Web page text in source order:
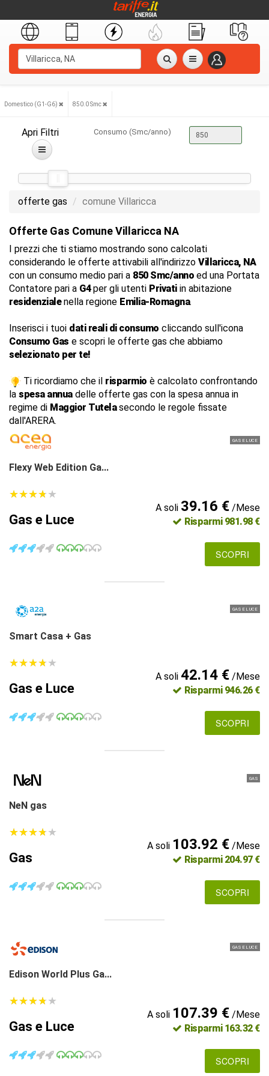
Domestico (G1-G6) 850.0 Smc
Apri Filtri Consumo (Smc/anno)
offerte gas comune Villaricca
Offerte Gas Comune Villaricca NA
I prezzi che ti stiamo mostrando sono calcolati
considerando le offerte attivabili all'indirizzo Villaricca, NA
con un consumo medio pari a 850 Smc/anno ed una Portata
Contatore pari a G4per gli utenti Privatiin abitazione
residenzialenella regione Emilia-Romagna.
Inserisci i tuoi dati reali di consumo cliccando sull'icona
Consumo Gas e scopri le offerte gas che abbiamo
selezionato per te!
Ti ricordiamo che il risparmio è calcolato confrontando
la spesa annuadelle offerte gas con la spesa annua in
regime di Maggior Tutelasecondo le regole fissate
dall'ARERA.
GAS E LUCE
Flexy Web Edition Ga...
★★★★★
★★★★★
Gas e Luce
A soli 39.16 €/Mese
Risparmi 981.98 €
SCOPRI
GAS E LUCE
Smart Casa + Gas
★★★★★
★★★★★
Gas e Luce
A soli 42.14 €/Mese
Risparmi 946.26 €
SCOPRI
GAS
NeN gas
★★★★★
★★★★★
Gas
A soli 103.92 €/Mese
Risparmi 204.97 €
SCOPRI
GAS E LUCE
Edison World Plus Ga...
★★★★★
★★★★★
Gas e Luce
A soli 107.39 €/Mese
Risparmi 163.32 €
SCOPRI